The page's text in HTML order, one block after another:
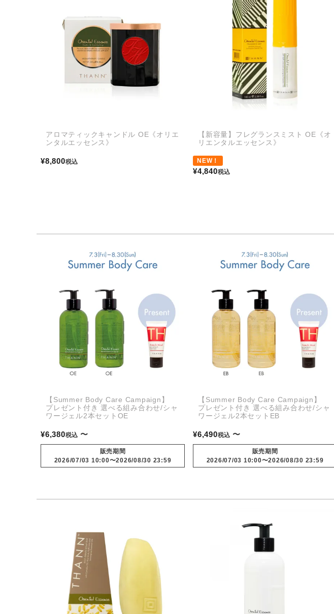
アロマティックキャンドル OE《オリエ
ンタルエッセンス》
¥8,800税込
【新容量】フレグランスミスト OE《オ
リエンタルエッセンス》
NEW！
¥4,840税込
【Summer Body Care Campaign】
プレゼント付き 選べる組み合わせ/シャ
ワージェル2本セットOE
¥6,380税込 〜
販売期間
2026/07/03 10:00〜2026/08/30 23:59
【Summer Body Care Campaign】
プレゼント付き 選べる組み合わせ/シャ
ワージェル2本セットEB
¥6,490税込 〜
販売期間
2026/07/03 10:00〜2026/08/30 23:59